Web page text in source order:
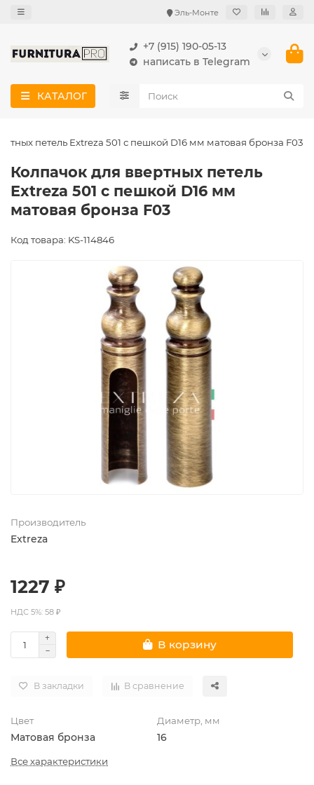
Эль-Монте
+7 (915) 190-05-13
написать в Telegram
КАТАЛОГ
петель Extreza 501 с пешкой D16 мм матовая бронза F03
Колпачок для ввертных петель
Extreza 501 с пешкой D16 мм
матовая бронза F03
Код товара: KS-114846
Производитель
Extreza
1227 ₽
НДС 5%: 58 ₽
В корзину
В закладки В сравнение
Цвет
Матовая бронза
Диаметр, мм
16
Все характеристики